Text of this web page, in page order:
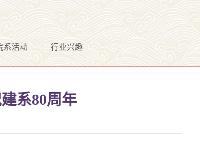
系活动 行业兴趣
系80周年